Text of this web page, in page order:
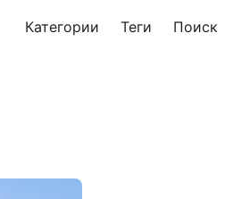
Категории Теги Поиск